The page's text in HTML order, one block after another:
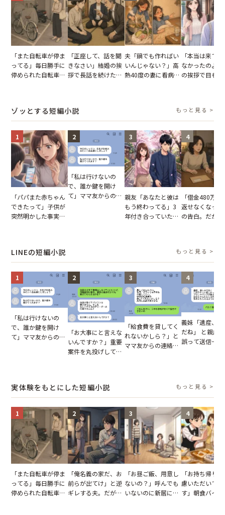
「また自転車が停ま
ってる」毎日勝手に
停められた自転車。
「正座して、話を聞
きなさい」結婚の挨
拶で長話を続けた義
夫「鍋でも作ればい
いんじゃない？」高
熱40度の妻に看病な
「本当は来て
なかったのよ
の挨拶で目も
ゾッとする短編小説 もっと見る >
1
「パパまた赤ちゃん
できたって」子供が
突然明かした事実。
2
「私は行けないの
で、誰か鍵を開け
て」ママ友からの
3
親友「あなたと彼は
もう終わってる」3
年付き合っていた彼
4
「借金480万、
返せなくなっ
の告白。だが
LINEの短編小説 もっと見る >
1
「私は行けないの
で、誰か鍵を開け
て」ママ友からの
2
「お大事にと言えな
いんですか？」重要
案件を丸投げして休
3
「給食費を貸してく
れないかしら？」と
ママ友からの連絡。
4
義妹「遺産、
だね」 と親戚
誤って送信→夫
実体験をもとにした短編小説 もっと見る >
1
「また自転車が停ま
ってる」毎日勝手に
停められた自転車。
2
「俺名義の家だ、お
前らが出てけ」と逆
ギレする夫。だが、
3
「お昼ご飯、用意し
ないの？」呼んでも
いないのに新居にあ
4
「お持ち帰り
慮いただいて
す」朝食バイ